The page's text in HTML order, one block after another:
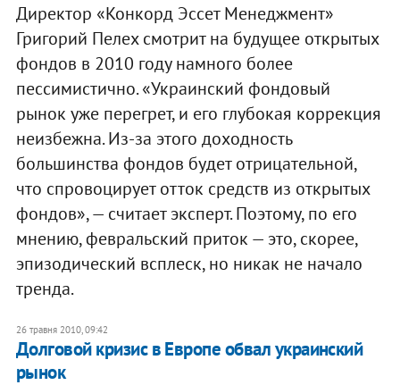
Директор «Конкорд Эссет Менеджмент»
Григорий Пелех смотрит на будущее открытых
фондов в 2010 году намного более
пессимистично. «Украинский фондовый
рынок уже перегрет, и его глубокая коррекция
неизбежна. Из-за этого доходность
большинства фондов будет отрицательной,
что спровоцирует отток средств из открытых
фондов», — считает эксперт. Поэтому, по его
мнению, февральский приток — это, скорее,
эпизодический всплеск, но никак не начало
тренда.
26 травня 2010, 09:42
Долговой кризис в Европе обвал украинский
рынок